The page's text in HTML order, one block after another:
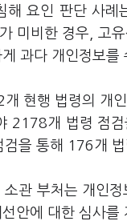
요인 판단 사
미비한 경우, 고
과다 개인정보를
현행 법령의 개
2178개 법령 점
을 통해 176개 법
관 부처는 개인
안에 대한 심사를